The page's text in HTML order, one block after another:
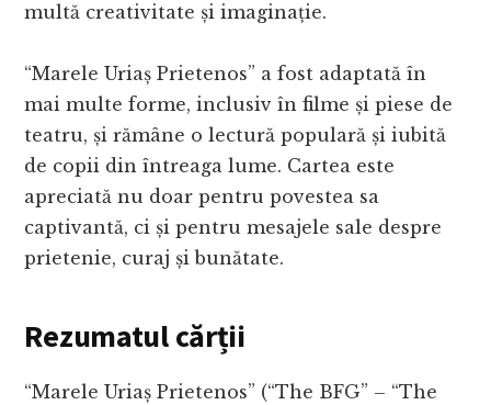
multă creativitate și imaginație.
“Marele Uriaș Prietenos” a fost adaptată în
mai multe forme, inclusiv în filme și piese de
teatru, și rămâne o lectură populară și iubită
de copii din întreaga lume. Cartea este
apreciată nu doar pentru povestea sa
captivantă, ci și pentru mesajele sale despre
prietenie, curaj și bunătate.
Rezumatul cărții
“Marele Uriaș Prietenos” (“The BFG” – “The